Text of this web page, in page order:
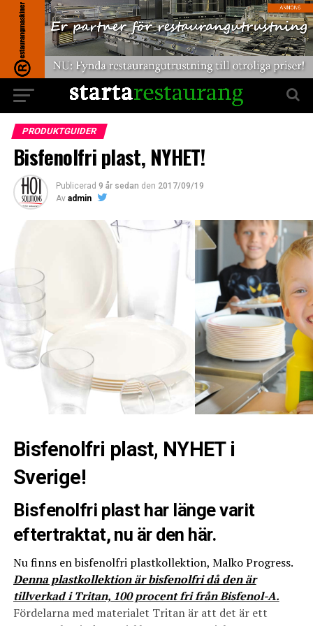
PRODUKTGUIDER
Bisfenolfri plast, NYHET!
Publicerad 9 år sedan den 2017/09/19
Av admin
Bisfenolfri plast, NYHET i
Sverige!
Bisfenolfri plast har länge varit
eftertraktat, nu är den här.
Nu finns en bisfenolfri plastkollektion, Malko Progress.
Denna plastkollektion är bisfenolfri då den är
tillverkad i Tritan, 100 procent fri från Bisfenol-A.
Fördelarna med materialet Tritan är att det är ett